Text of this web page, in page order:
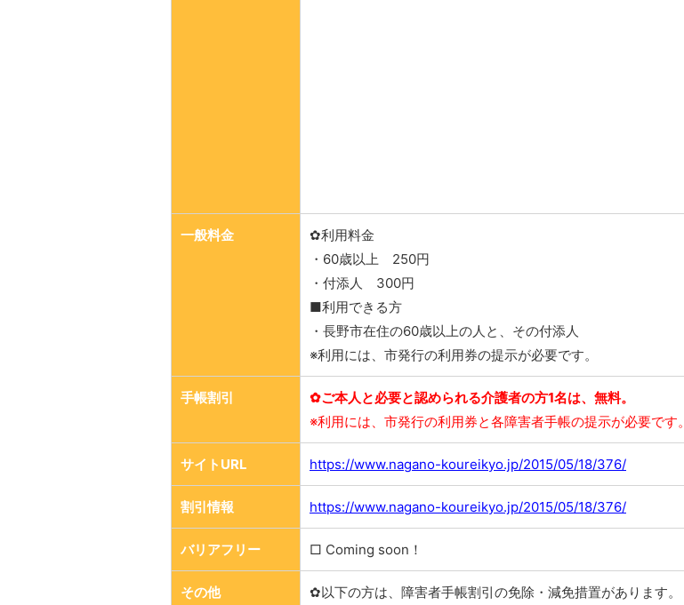
一般料金
✿利用料金
・60歳以上 250円
・付添人 300円
■利用できる方
・長野市在住の60歳以上の人と、その付添人
※利用には、市発行の利用券の提示が必要です。
手帳割引
✿ご本人と必要と認められる介護者の方1名は、無料。
※利用には、市発行の利用券と各障害者手帳の提示が必要です。
サイトURL https://www.nagano-koureikyo.jp/2015/05/18/376/
割引情報 https://www.nagano-koureikyo.jp/2015/05/18/376/
バリアフリー □ Coming soon！
その他
✿以下の方は、障害者手帳割引の免除・減免措置があります。